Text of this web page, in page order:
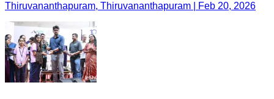
Thiruvananthapuram, Thiruvananthapuram | Feb 20, 2026